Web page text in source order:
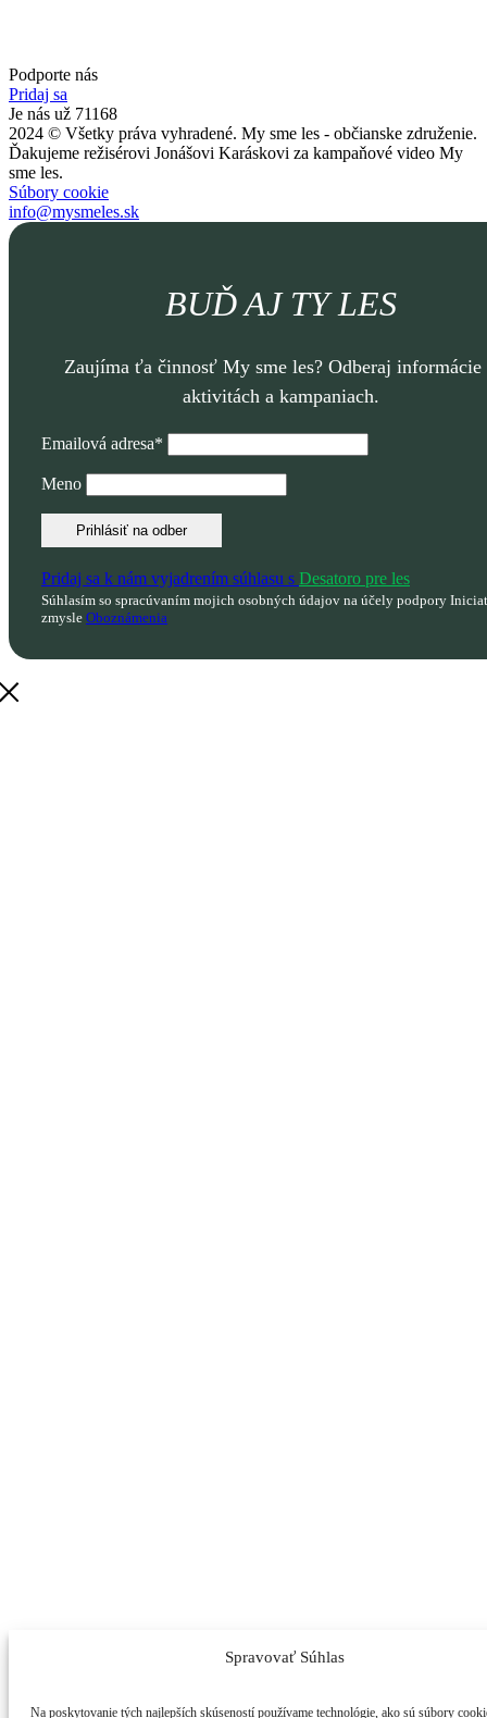
Spravovať Súhlas
Na poskytovanie tých najlepších skúseností používame technológie, ako sú súbory
Podporte nás
Pridaj sa
Je nás už 71168
2024 © Všetky práva vyhradené. My sme les - občianske združenie.
Ďakujeme režisérovi Jonášovi Karáskovi za kampaňové video My
sme les.
Súbory cookie
info@mysmeles.sk
BUĎ AJ TY LES
Zaujíma ťa činnosť My sme les? Odberaj informácie
aktivitách a kampaniach.
Emailová adresa*
Meno
Pridaj sa k nám vyjadrením súhlasu s Desatoro pre les
Súhlasím so spracúvaním mojich osobných údajov na účely podpory
zmysle Oboznámenia